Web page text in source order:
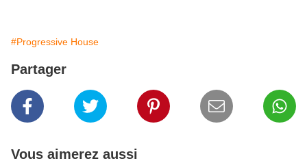
#Progressive House
Partager
Vous aimerez aussi